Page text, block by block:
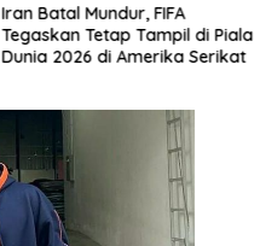
Iran Batal Mundur, FIFA
Tegaskan Tetap Tampil di Piala
Dunia 2026 di Amerika Serikat